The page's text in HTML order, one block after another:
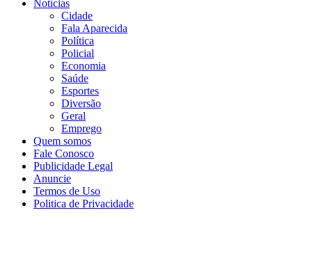
Notícias
Cidade
Fala Aparecida
Política
Policial
Economia
Saúde
Esportes
Diversão
Geral
Emprego
Quem somos
Fale Conosco
Publicidade Legal
Anuncie
Termos de Uso
Politica de Privacidade